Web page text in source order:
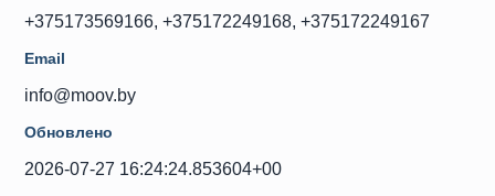
+375173569166, +375172249168, +375172249167
Email
info@moov.by
Обновлено
2026-07-27 16:24:24.853604+00